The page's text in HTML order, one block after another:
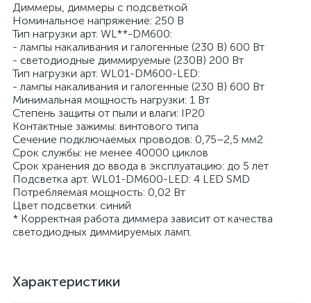
Диммеры, диммеры с подсветкой
Номинальное напряжение: 250 В
Тип нагрузки арт. WL**-DM600:
- лампы накаливания и галогенные (230 В) 600 Вт
- светодиодные диммируемые (230В) 200 Вт
Тип нагрузки арт. WL01-DM600-LED:
- лампы накаливания и галогенные (230 В) 600 Вт
Минимальная мощность нагрузки: 1 Вт
Степень защиты от пыли и влаги: IР20
Контактные зажимы: винтового типа
Сечение подключаемых проводов: 0,75–2,5 мм2
Срок службы: не менее 40000 циклов
Срок хранения до ввода в эксплуатацию: до 5 лет
Подсветка арт. WL01-DM600-LED: 4 LED SMD
Потребляемая мощность: 0,02 Вт
Цвет подсветки: синий
* Корректная работа диммера зависит от качества
светодиодных диммируемых ламп.
Характеристики